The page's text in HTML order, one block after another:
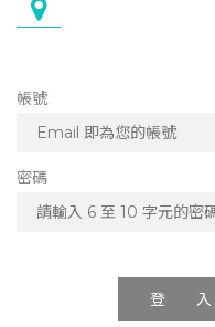
帳號
密碼
登 入